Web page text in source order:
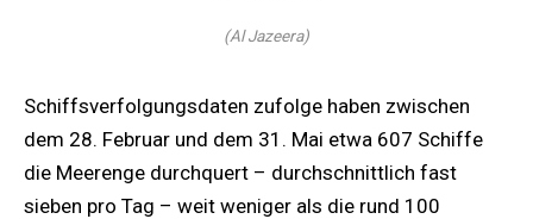
(Al Jazeera)
Schiffsverfolgungsdaten zufolge haben zwischen
dem 28. Februar und dem 31. Mai etwa 607 Schiffe
die Meerenge durchquert – durchschnittlich fast
sieben pro Tag – weit weniger als die rund 100